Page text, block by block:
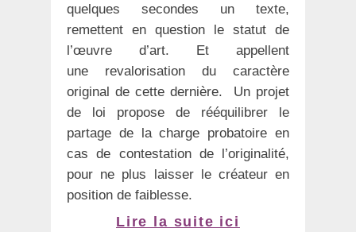
quelques secondes un texte,
remettent en question le statut de
l’œuvre d’art. Et appellent
une revalorisation du caractère
original de cette dernière. Un projet
de loi propose de rééquilibrer le
partage de la charge probatoire en
cas de contestation de l’originalité,
pour ne plus laisser le créateur en
position de faiblesse.
Lire la suite ici